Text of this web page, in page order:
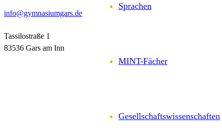
Sprachen
MINT-Fächer
Gesell­schafts­wissen­schaften
info@gymnasiumgars.de
Tassilostraße 1
83536 Gars am Inn